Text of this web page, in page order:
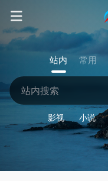
站内 常用
影视 小说